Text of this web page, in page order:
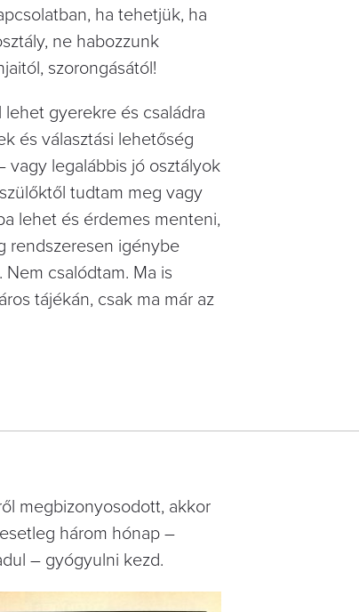
ha tehetjük, ha
ne habozzunk
szorongásától!
gyerekre és családra
és választási lehetőség
vagy legalábbis jó osztályok
tudtam meg vagy
lehet és érdemes menteni,
rendszeresen igénybe
csalódtam. Ma is
tájékán, csak ma már az
megbizonyosodott, akkor
három hónap –
– gyógyulni kezd.